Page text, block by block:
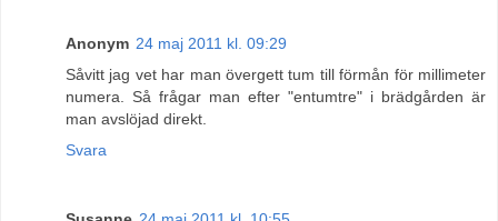
Anonym 24 maj 2011 kl. 09:29
Såvitt jag vet har man övergett tum till förmån för millimeter
numera. Så frågar man efter "entumtre" i brädgården är
man avslöjad direkt.
Svara